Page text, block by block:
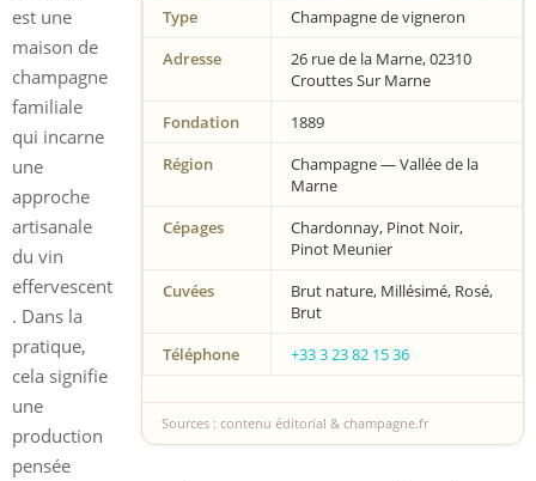
Type
Champagne de vigneron
Adresse
26 rue de la Marne, 02310
Crouttes Sur Marne
Fondation
1889
Région
Champagne — Vallée de la
Marne
Cépages
Chardonnay, Pinot Noir,
Pinot Meunier
Cuvées
Brut nature, Millésimé, Rosé,
Brut
Téléphone
+33 3 23 82 15 36
Sources : contenu éditorial & champagne.fr
est une
maison de
champagne
familiale
qui incarne
une
approche
artisanale
du vin
effervescent
. Dans la
pratique,
cela signifie
une
production
pensée